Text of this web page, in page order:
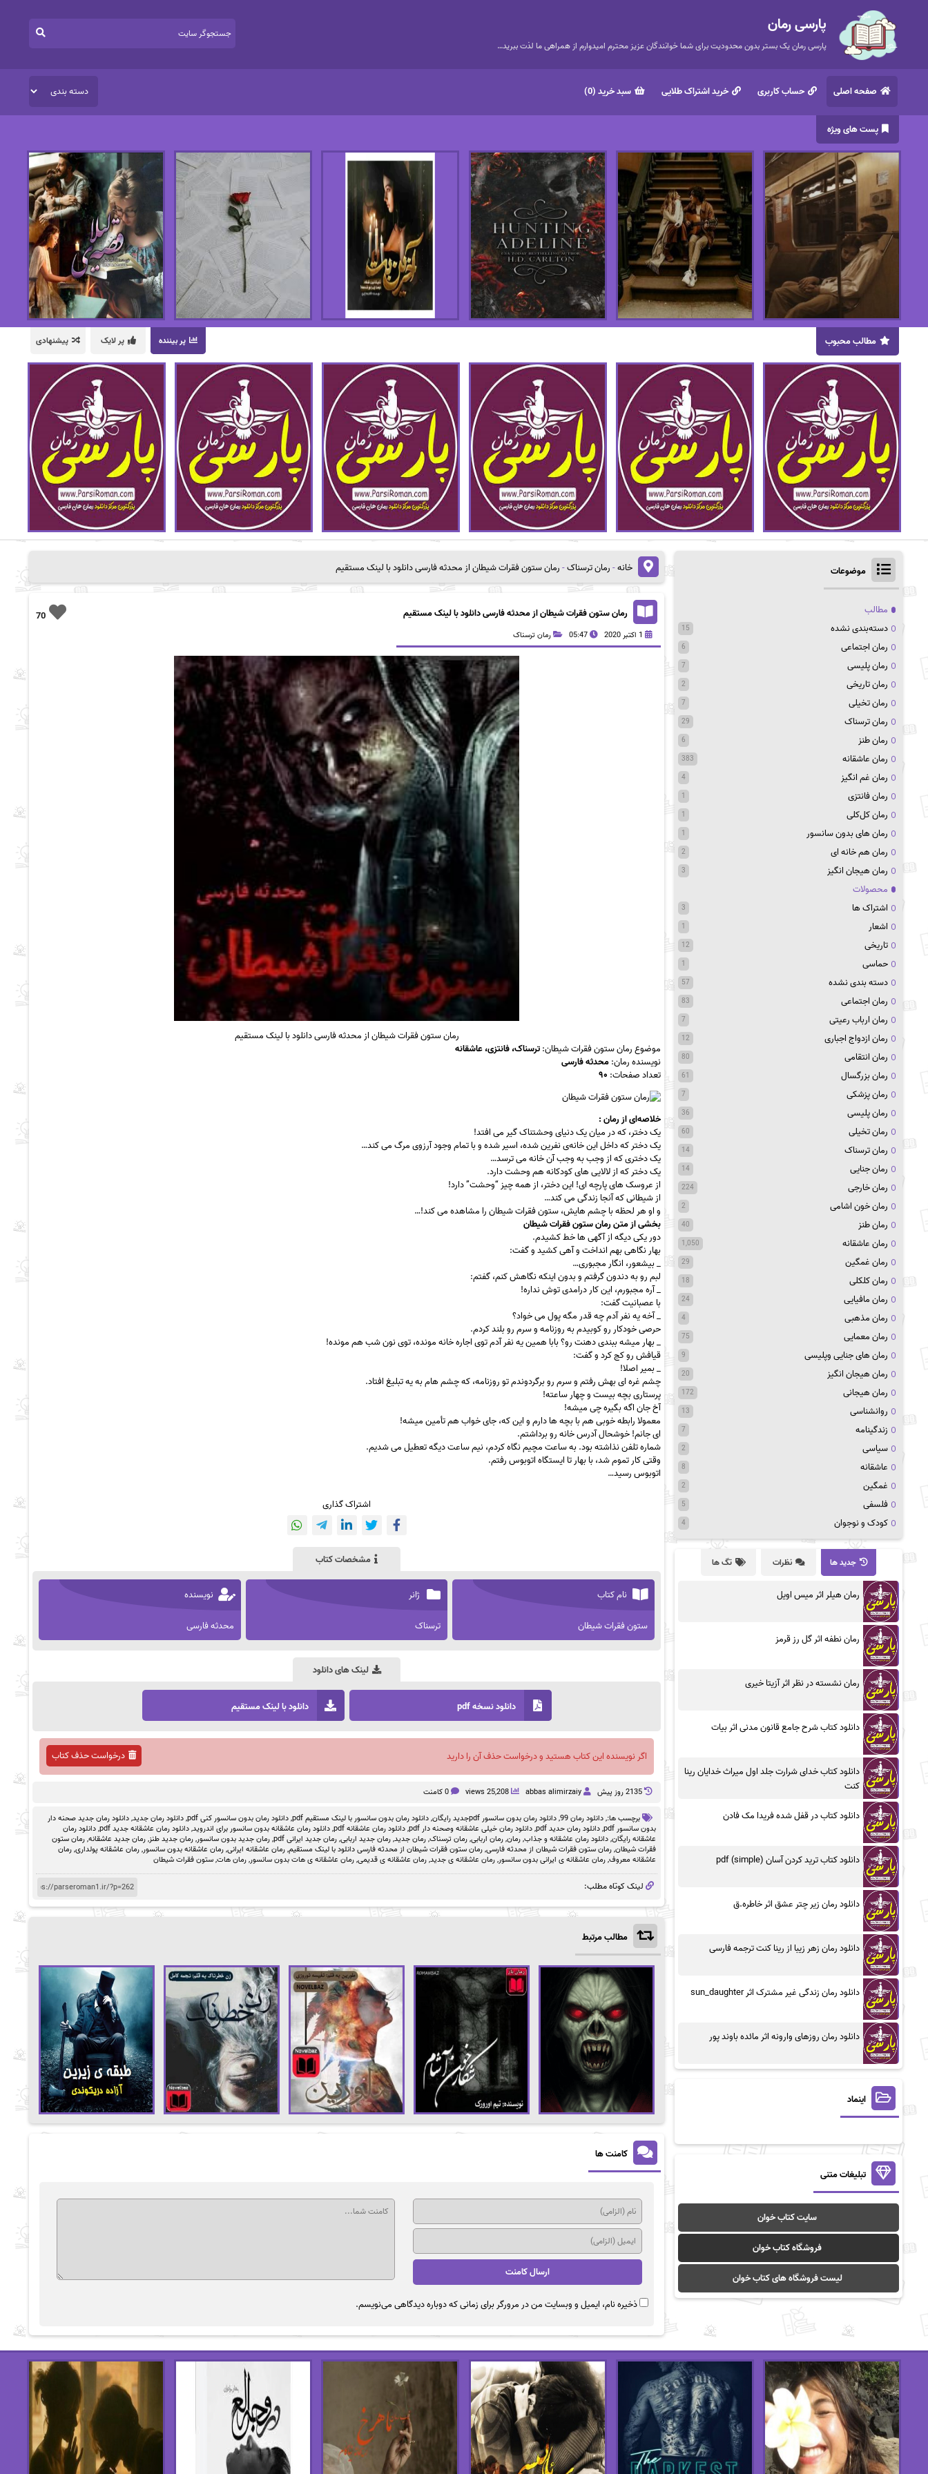
پارسی رمان
پارسی رمان یک بستر بدون محدودیت برای شما خوانندگان عزیز محترم امیدوارم از همراهی ما لذت ببرید…
صفحه اصلی حساب کاربری خرید اشتراک طلایی سبد خرید (0)
پست های ویژه
پر بیننده پر لایک پیشنهادی مطالب محبوب
خانه-رمان ترسناک-رمان ستون فقرات شیطان از محدثه فارسی دانلود با لینک مستقیم
70 رمان ستون فقرات شیطان از محدثه فارسی دانلود با لینک مستقیم
1 اکتبر 2020 05:47 رمان ترسناک
رمان ستون فقرات شیطان از محدثه فارسی دانلود با لینک مستقیم
موضوع رمان ستون فقرات شیطان:ترسناک، فانتزی، عاشقانه
نویسنده رمان:محدثه فارسی
تعداد صفحات: ۹۰
خلاصه‌‌ای از رمان :
یک دختر، که در میان یک دنیای وحشتناک گیر می افتد!
یک دختر که داخل این خانه‌ی نفرین شده، اسیر شده و با تمام وجود آرزوی مرگ می کند…
یک دختری که از وجب به وجب آن خانه می ترسد…
یک دختر که از لالایی های کودکانه هم وحشت دارد.
از عروسک های پارچه ای! این دختر، از همه چیز “وحشت” دارد!
از شیطانی که آنجا زندگی می کند…
و او هر لحظه با چشم هایش، ستون فقرات شیطان را مشاهده می کند!…
بخشی از متن رمان ستون فقرات شیطان
دور یکی دیگه از آگهی ها خط کشیدم.
بهار نگاهی بهم انداخت و آهی کشید و گفت:
_ بیشعور، انگار مجبوری…
لبم رو به دندون گرفتم و بدون اینکه نگاهش کنم، گفتم:
_ آره مجبورم، این کار درامدی توش نداره!
با عصبانیت گفت:
_ آخه یه نفر آدم چه قدر مگه پول می خواد؟
حرصی خودکار رو کوبیدم به روزنامه و سرم رو بلند کردم.
_ بهار میشه ببندی دهنت رو؟ بابا همین یه نفر آدم توی اجاره خانه مونده، توی نون شب هم مونده!
قیافش رو کج کرد و گفت:
_ بمیر اصلا!
چشم غره ای بهش رفتم و سرم رو برگردوندم تو روزنامه، که چشم هام به یه تبلیغ افتاد.
پرستاری بچه بیست و چهار ساعته!
آخ جان اگه بگیره چی میشه!
معمولا رابطه خوبی هم با بچه ها دارم و این که، جای خواب هم تأمین میشه!
ای جانم! خوشحال آدرس خانه رو برداشتم.
شماره تلفن نذاشته بود. به ساعت مچیم نگاه کردم، نیم ساعت دیگه تعطیل می شدیم.
وقتی کار تموم شد، با بهار تا ایستگاه اتوبوس رفتم.
اتوبوس رسید…
اشتراک گذاری
مشخصات کتاب
نام کتاب
ستون فقرات شیطان
ژانر
ترسناک
نویسنده
محدثه فارسی
لینک های دانلود
دانلود نسخه pdf دانلود با لینک مستقیم
اگر نویسنده این کتاب هستید و درخواست حذف آن را دارید درخواست حذف کتاب
2135 روز پيش abbas alimirzaiy
25,208 views 0 کامنت
برچسب ها:,دانلود رمان 99 ,دانلود رمان بدون سانسور pdfجدید رایگان ,دانلود رمان بدون سانسور با لینک مستقیم pdf ,دانلود رمان بدون سانسور کنی pdf ,دانلود رمان جدید,دانلود رمان جدید صحنه دار
بدون سانسور pdf
,دانلود رمان حدید pdf ,دانلود رمان خیلی عاشقانه وصحنه دار pdf ,دانلود رمان عاشقانه pdf ,دانلود رمان عاشقانه بدون سانسور برای اندروید,دانلود رمان عاشقانه جدید pdf ,دانلود رمان
عاشقانه رایگان,دانلود رمان عاشقانه و جذاب,رمان,رمان اربابی,رمان ترسناک,رمان جدید,رمان جدید اربابی,رمان جدید ایرانی pdf ,رمان جدید بدون سانسور,رمان جدید طنز,رمان جدید عاشقانه,رمان ستون
فقرات شیطان,رمان ستون فقرات شیطان از محدثه فارسی,رمان ستون فقرات شیطان از محدثه فارسی دانلود با لینک مستقیم,رمان عاشقانه ایرانی,رمان عاشقانه بدون سانسور,رمان عاشقانه پولداری,رمان
عاشقانه معروف,رمان عاشقانه ی ایرانی بدون سانسور,رمان عاشقانه ی جدید,رمان عاشقانه ی قدیمی,رمان عاشقانه ی هات بدون سانسور,رمان هات,ستون فقرات شیطان
لینک کوتاه مطلب:
مطالب مرتبط
کامنت ها
ذخیره نام، ایمیل و وبسایت من در مرورگر برای زمانی که دوباره دیدگاهی می‌نویسم.
موضوعات
مطالب
دسته‌بندی نشده
15
رمان اجتماعی 6
رمان پلیسی 7
رمان تاریخی 2
رمان تخیلی 7
رمان ترسناک 29
رمان طنز 6
رمان عاشقانه 383
رمان غم انگیز 4
رمان فانتزی 1
رمان کل‌کلی 1
رمان های بدون سانسور 1
رمان هم خانه ای 2
رمان هیجان انگیز 3
محصولات
اشتراک ها
3
اشعار 1
تاریخی 12
حماسی 1
دسته بندی نشده 57
رمان اجتماعی 83
رمان ارباب رعیتی 7
رمان ازدواج اجباری 12
رمان انتقامی 80
رمان بزرگسال 61
رمان پزشکی 7
رمان پلیسی 36
رمان تخیلی 60
رمان ترسناک 14
رمان جنایی 14
رمان خارجی 224
رمان خون اشامی 2
رمان طنز 40
رمان عاشقانه 1,050
رمان غمگین 29
رمان کلکلی 18
رمان مافیایی 24
رمان مذهبی 4
رمان معمایی 75
رمان های جنایی وپلیسی 9
رمان هیجان انگیز 20
رمان هیجانی 172
روانشناسی 13
زندگینامه 7
سیاسی 2
عاشقانه 8
غمگین 2
فلسفی 5
کودک و نوجوان 4
جدید ها نظرات تگ ها
رمان هیلر اثر میس اویل
رمان نطفه اثر گل رز قرمز
رمان نشسته در نظر اثر آزیتا خیری
دانلود کتاب شرح جامع قانون مدنی اثر بیات
دانلود کتاب خدای شرارت جلد اول میراث خدایان رینا
کنت
دانلود کتاب در قفل شده فریدا مک فادن
دانلود کتاب ترید کردن آسان (simple) pdf
دانلود رمان زیر چتر عشق اثر خاطره.ق
دانلود رمان زهر زیبا از رینا کنت ترجمه فارسی
دانلود رمان زندگی غیر مشترک اثر sun_daughter
دانلود رمان روزهای وارونه اثر مائده باوند پور
اینماد
تبلیغات متنی
سایت کتاب خوان
فروشگاه کتاب خوان
لیست فروشگاه های کتاب خوان